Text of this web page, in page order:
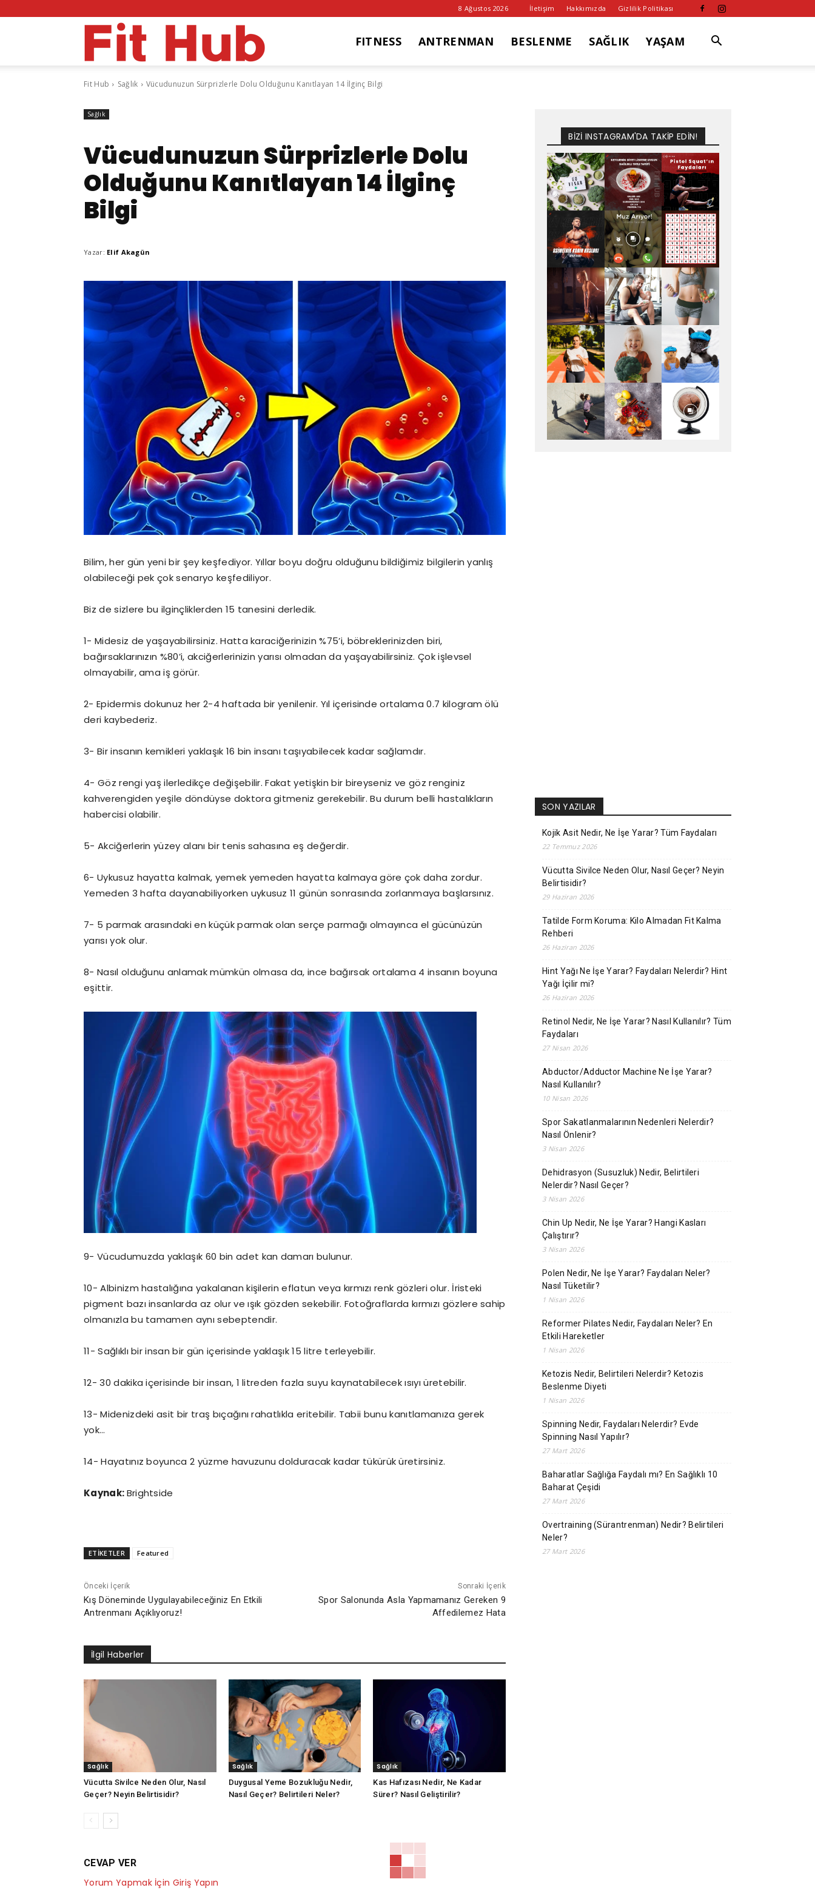
8 Ağustos 2026 İletişim Hakkımızda Gizlilik Politikası
Hub
FITNESS ANTRENMAN BESLENME SAĞLIK YAŞAM
Fit Hub Sağlık Vücudunuzun Sürprizlerle Dolu Olduğunu Kanıtlayan 14 İlginç Bilgi
Sağlık
Vücudunuzun Sürprizlerle Dolu
Olduğunu Kanıtlayan 14 İlginç
Bilgi
Yazar: Elif Akagün
Bilim, her gün yeni bir şey keşfediyor. Yıllar boyu doğru olduğunu bildiğimiz bilgilerin yanlış
olabileceği pek çok senaryo keşfediliyor.
Biz de sizlere bu ilginçliklerden 15 tanesini derledik.
1- Midesiz de yaşayabilirsiniz. Hatta karaciğerinizin %75’i, böbreklerinizden biri,
bağırsaklarınızın %80’i, akciğerlerinizin yarısı olmadan da yaşayabilirsiniz. Çok işlevsel
olmayabilir, ama iş görür.
2- Epidermis dokunuz her 2-4 haftada bir yenilenir. Yıl içerisinde ortalama 0.7 kilogram ölü
deri kaybederiz.
3- Bir insanın kemikleri yaklaşık 16 bin insanı taşıyabilecek kadar sağlamdır.
4- Göz rengi yaş ilerledikçe değişebilir. Fakat yetişkin bir bireyseniz ve göz renginiz
kahverengiden yeşile döndüyse doktora gitmeniz gerekebilir. Bu durum belli hastalıkların
habercisi olabilir.
5- Akciğerlerin yüzey alanı bir tenis sahasına eş değerdir.
6- Uykusuz hayatta kalmak, yemek yemeden hayatta kalmaya göre çok daha zordur.
Yemeden 3 hafta dayanabiliyorken uykusuz 11 günün sonrasında zorlanmaya başlarsınız.
7- 5 parmak arasındaki en küçük parmak olan serçe parmağı olmayınca el gücünüzün
yarısı yok olur.
8- Nasıl olduğunu anlamak mümkün olmasa da, ince bağırsak ortalama 4 insanın boyuna
eşittir.
9- Vücudumuzda yaklaşık 60 bin adet kan damarı bulunur.
10- Albinizm hastalığına yakalanan kişilerin eflatun veya kırmızı renk gözleri olur. İristeki
pigment bazı insanlarda az olur ve ışık gözden sekebilir. Fotoğraflarda kırmızı gözlere sahip
olmanızla bu tamamen aynı sebeptendir.
11- Sağlıklı bir insan bir gün içerisinde yaklaşık 15 litre terleyebilir.
12- 30 dakika içerisinde bir insan, 1 litreden fazla suyu kaynatabilecek ısıyı üretebilir.
13- Midenizdeki asit bir traş bıçağını rahatlıkla eritebilir. Tabii bunu kanıtlamanıza gerek
yok…
14- Hayatınız boyunca 2 yüzme havuzunu dolduracak kadar tükürük üretirsiniz.
Kaynak:Brightside
ETİKETLER Featured
Önceki İçerik
Kış Döneminde Uygulayabileceğiniz En Etkili
Antrenmanı Açıklıyoruz!
Sonraki İçerik
Spor Salonunda Asla Yapmamanız Gereken 9
Affedilemez Hata
İlgil Haberler
Sağlık
Vücutta Sivilce Neden Olur, Nasıl
Geçer? Neyin Belirtisidir?
Sağlık
Duygusal Yeme Bozukluğu Nedir,
Nasıl Geçer? Belirtileri Neler?
Sağlık
Kas Hafızası Nedir, Ne Kadar
Sürer? Nasıl Geliştirilir?
CEVAP VER
Yorum Yapmak İçin Giriş Yapın
BİZİ INSTAGRAM'DA TAKİP EDİN!
SON YAZILAR
Kojik Asit Nedir, Ne İşe Yarar? Tüm Faydaları
22 Temmuz 2026
Vücutta Sivilce Neden Olur, Nasıl Geçer? Neyin
Belirtisidir?
29 Haziran 2026
Tatilde Form Koruma: Kilo Almadan Fit Kalma
Rehberi
26 Haziran 2026
Hint Yağı Ne İşe Yarar? Faydaları Nelerdir? Hint
Yağı İçilir mi?
26 Haziran 2026
Retinol Nedir, Ne İşe Yarar? Nasıl Kullanılır? Tüm
Faydaları
27 Nisan 2026
Abductor/Adductor Machine Ne İşe Yarar?
Nasıl Kullanılır?
10 Nisan 2026
Spor Sakatlanmalarının Nedenleri Nelerdir?
Nasıl Önlenir?
3 Nisan 2026
Dehidrasyon (Susuzluk) Nedir, Belirtileri
Nelerdir? Nasıl Geçer?
3 Nisan 2026
Chin Up Nedir, Ne İşe Yarar? Hangi Kasları
Çalıştırır?
3 Nisan 2026
Polen Nedir, Ne İşe Yarar? Faydaları Neler?
Nasıl Tüketilir?
1 Nisan 2026
Reformer Pilates Nedir, Faydaları Neler? En
Etkili Hareketler
1 Nisan 2026
Ketozis Nedir, Belirtileri Nelerdir? Ketozis
Beslenme Diyeti
1 Nisan 2026
Spinning Nedir, Faydaları Nelerdir? Evde
Spinning Nasıl Yapılır?
27 Mart 2026
Baharatlar Sağlığa Faydalı mı? En Sağlıklı 10
Baharat Çeşidi
27 Mart 2026
Overtraining (Sürantrenman) Nedir? Belirtileri
Neler?
27 Mart 2026